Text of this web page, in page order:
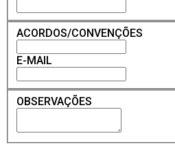
ACORDOS/CONVENÇÕES
E-MAIL
OBSERVAÇÕES